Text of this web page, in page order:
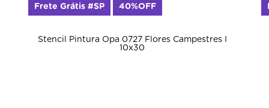
Stencil Pintura Opa 0727 Flores Campestres I
10x30
Frete Grátis #SP 40%OFF